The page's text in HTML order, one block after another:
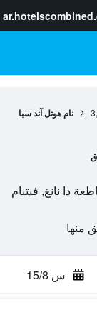
نام هوتل آند سبا
س 15/8